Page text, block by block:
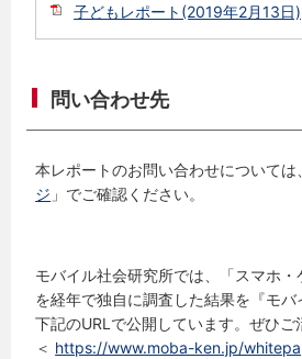
子どもレポート(2019年2月13日
問い合わせ先
本レポートのお問い合わせについては
ジ 」でご確認ください。
モバイル社会研究所では、「スマホ・
を経年で独自に調査した結果を『モ
下記のURLで公開しています。ぜひご
＜ https://www.moba-ken.jp/